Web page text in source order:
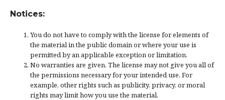
Notices:
You do not have to comply with the license for elements of
the material in the public domain or where your use is
permitted by an applicable exception or limitation.
No warranties are given. The license may not give you all of
the permissions necessary for your intended use. For
example, other rights such as publicity, privacy, or moral
rights may limit how you use the material.